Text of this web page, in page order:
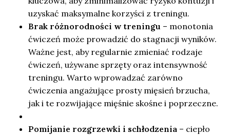
uzyskać maksymalne korzyści z treningu.
Brak różnorodności w treningu – monotonia
ćwiczeń może prowadzić do stagnacji wyników.
Ważne jest, aby regularnie zmieniać rodzaje
ćwiczeń, używane sprzęty oraz intensywność
treningu. Warto wprowadzać zarówno
ćwiczenia angażujące prosty mięsień brzucha,
jak i te rozwijające mięśnie skośne i poprzeczne.
Pomijanie rozgrzewki i schłodzenia – ciepło